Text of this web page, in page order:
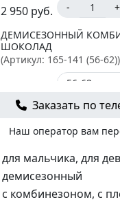
2 950 руб. - +
ДЕМИСЕЗОННЫЙ
ШОКОЛАД
(Артикул: 165-141 (56-62))
(Артикул:0101-01-012-56)
Заказать по
Наш оператор вам
для мальчика, для
демисезонный
с комбинезоном, с